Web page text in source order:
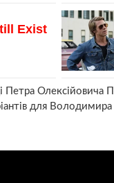
Петра
для Володимира